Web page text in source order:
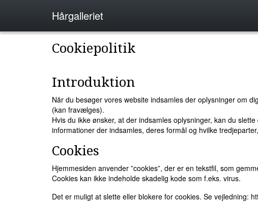
Hårgalleriet
Cookiepolitik
Introduktion
Når du besøger vores website indsamles der oplysninger om
(kan fravælges).
Hvis du ikke ønsker, at der indsamles oplysninger, kan du
informationer der indsamles, deres formål og hvilke
Cookies
Hjemmesiden anvender ”cookies”, der er en tekstfil, som
Cookies kan ikke indeholde skadelig kode som f.eks. virus.
Det er muligt at slette eller blokere for cookies. Se vejledning: